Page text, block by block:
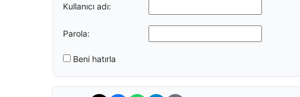
Kullanıcı adı:
Parola:
Beni hatırla